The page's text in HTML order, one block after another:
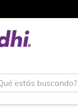
estás buscando?